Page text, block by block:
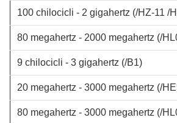
100 chilocicli - 2 gigahertz (/HZ-11 /
80 megahertz - 2000 megahertz (/
9 chilocicli - 3 gigahertz (/B1)
20 megahertz - 3000 megahertz (/
80 megahertz - 3000 megahertz (/